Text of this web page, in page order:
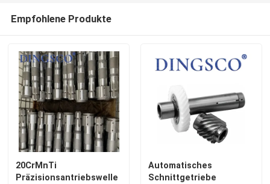
Zu Hause
Produkte
Videos
Empfohlene Produkte
20CrMnTi
Präzisionsantriebswelle
Automatisches
Schnittgetriebe